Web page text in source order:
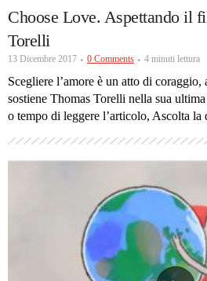
Choose Love. Aspettando il
Torelli
13 Dicembre 2017 0 Comments 4 minuti lettura
Scegliere l’amore è un atto di
sostiene Thomas Torelli nella sua
o tempo di leggere l’articolo, Ascolta la